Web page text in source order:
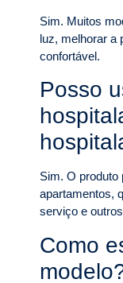
Sim. Muitos
luz, melhorar a
confortável.
Posso
Sim. O produto
apartamentos,
serviço e
Como